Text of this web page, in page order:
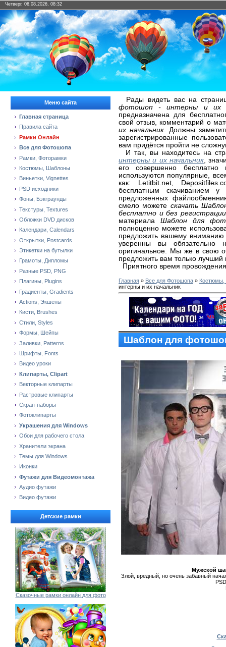
Четверг, 06.08.2026, 08:32
Меню сайта
Главная страница
Правила сайта
Рамки Онлайн
Все для Фотошопа
Рамки, Фоторамки
Костюмы, Шаблоны
Виньетки, Vignettes
PSD исходники
Фоны, Бэкграунды
Текстуры, Textures
Обложки DVD дисков
Календари, Calendars
Открытки, Postcards
Этикетки на бутылки
Грамоты, Дипломы
Разные PSD, PNG
Плагины, Plugins
Градиенты, Gradients
Actions, Экшены
Кисти, Brushes
Стили, Styles
Формы, Шейпы
Заливки, Patterns
Шрифты, Fonts
Видео уроки
Клипарты, Clipart
Векторные клипарты
Растровые клипарты
Скрап-наборы
Фотоклипарты
Украшения для Windows
Обои для рабочего стола
Хранители экрана
Темы для Windows
Иконки
Футажи для Видеомонтажа
Аудио футажи
Видео футажи
Детские рамки
Сказочные рамки онлайн для фото
Рады видеть вас на
фотошоп - интерны и их
предназначена для
свой отзыв, комментарий о
их начальник. Должны
зарегистрированные
вам придётся пройти не
И так, вы находитесь на
интерны и их начальник,
его совершенно
используются популярные,
как: Letitbit.net,
бесплатным скачиванием
предложенных
смело можете скачать
бесплатно и без регистрации
материалаШаблон для
полноценно можете
предложить вашему
уверенны вы обязательно
оригинальное. Мы же в свою
предложить вам только
Приятного время
Главная » Все для Фотошопа »
интерны и их начальник
Шаблон для
Мужской
Злой, вредный, но очень забавный